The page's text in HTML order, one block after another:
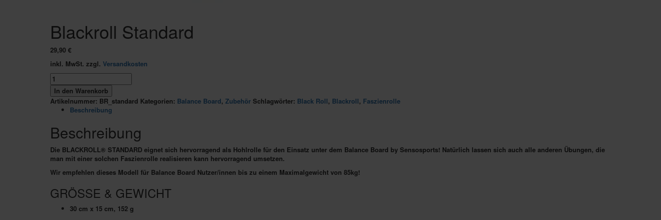
Blackroll Standard
29,90 €
inkl. MwSt. zzgl. Versandkosten
Blackroll
Standard
Menge
In den Warenkorb
Artikelnummer: BR_standard Kategorien: Balance Board, Zubehör Schlagwörter: Black Roll, Blackroll, Faszienrolle
Beschreibung
Beschreibung
Die BLACKROLL® STANDARD eignet sich hervorragend als Hohlrolle für den Einsatz unter dem Balance Board by Sensosports! Natürlich lassen sich auch alle anderen Übungen, die
man mit einer solchen Faszienrolle realisieren kann hervorragend umsetzen.
Wir empfehlen dieses Modell für Balance Board Nutzer/innen bis zu einem Maximalgewicht von 85kg!
GRÖSSE & GEWICHT
30 cm x 15 cm, 152 g